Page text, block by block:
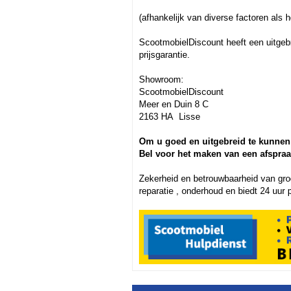
(afhankelijk van diverse factoren als
ScootmobielDiscount heeft een
prijsgarantie.
Showroom:
ScootmobielDiscount
Meer en Duin 8 C
2163 HA Lisse
Om u goed en uitgebreid te
Bel voor het maken van een
Zekerheid en betrouwbaarheid van
reparatie , onderhoud en biedt 24 uur